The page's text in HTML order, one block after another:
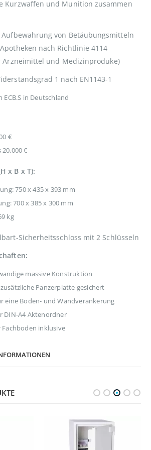
Kurzwaffen und Munition zusammen
von Betäubungsmitteln
nach Richtlinie 4114
und Medizinproduke)
1 nach EN1143-1
in Deutschland
€
€
x B x T):
750 x 435 x 393 mm
700 x 385 x 300 mm
kg
Sicherheitsschloss mit 2 Schlüsseln
massive Konstruktion
Panzerplatte gesichert
eine Boden- und Wandverankerung
DIN-A4 Aktenordner
inklusive